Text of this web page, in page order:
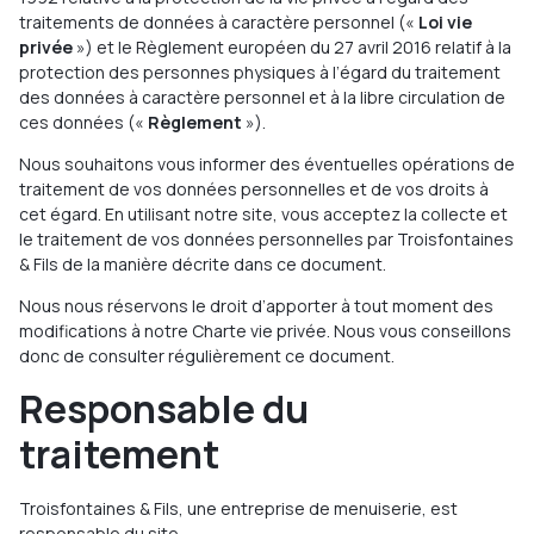
traitements de données à caractère personnel (« Loi vie
privée ») et le Règlement européen du 27 avril 2016 relatif à la
protection des personnes physiques à l’égard du traitement
des données à caractère personnel et à la libre circulation de
ces données (« Règlement »).
Nous souhaitons vous informer des éventuelles opérations de
traitement de vos données personnelles et de vos droits à
cet égard. En utilisant notre site, vous acceptez la collecte et
le traitement de vos données personnelles par Troisfontaines
& Fils de la manière décrite dans ce document.
Nous nous réservons le droit d’apporter à tout moment des
modifications à notre Charte vie privée. Nous vous conseillons
donc de consulter régulièrement ce document.
Responsable du
traitement
Troisfontaines & Fils, une entreprise de menuiserie, est